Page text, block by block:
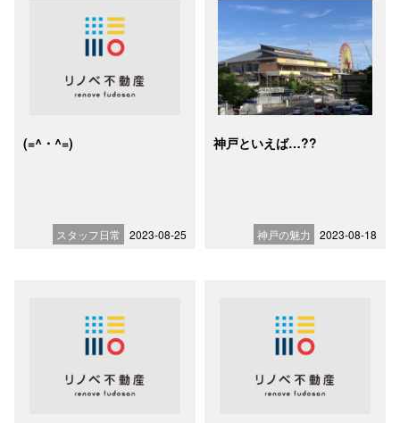
(=^・^=)
スタッフ日常 2023-08-25
神戸といえば…??
神戸の魅力 2023-08-18